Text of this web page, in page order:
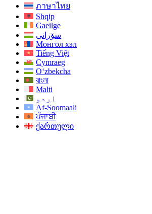
ภาษาไทย
Shqip
Gaeilge
سۆرانی
Монгол хэл
Tiếng Việt
Cymraeg
O‘zbekcha
বাংলা
Malti
اردو
Af-Soomaali
ਪੰਜਾਬੀ
ქართული